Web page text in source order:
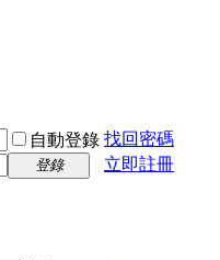
自動登錄 找回密碼
登錄
立即註冊